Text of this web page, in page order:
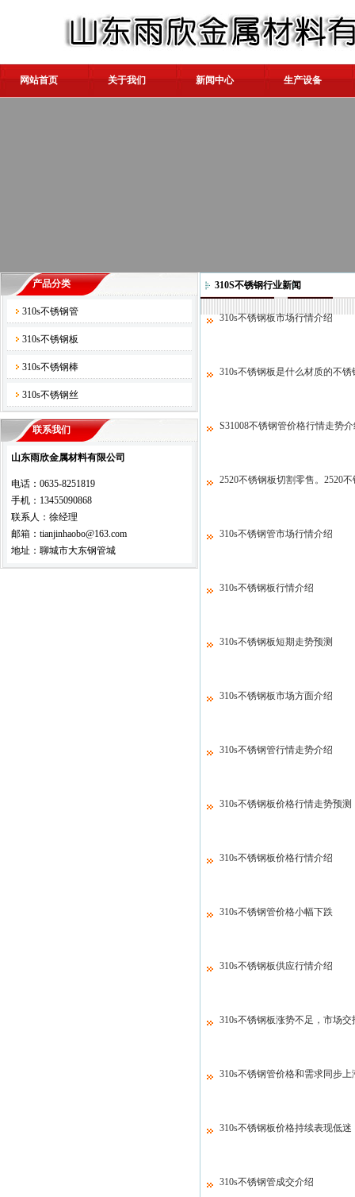
网站首页 关于我们 新闻中心 生产设备
产品分类
310s不锈钢管
310s不锈钢板
310s不锈钢棒
310s不锈钢丝
联系我们
山东雨欣金属材料有限公司
电话：0635-8251819
手机：13455090868
联系人：徐经理
邮箱：tianjinhaobo@163.com
地址：聊城市大东钢管城
310S不锈钢行业新闻
310s不锈钢板市场行情介绍
310s不锈钢板是什么材质的不锈
S31008不锈钢管价格行情走势
2520不锈钢板切割零售。2520
310s不锈钢管市场行情介绍
310s不锈钢板行情介绍
310s不锈钢板短期走势预测
310s不锈钢板市场方面介绍
310s不锈钢管行情走势介绍
310s不锈钢板价格行情走势预测
310s不锈钢板价格行情介绍
310s不锈钢管价格小幅下跌
310s不锈钢板供应行情介绍
310s不锈钢板涨势不足，市场交
310s不锈钢管价格和需求同步上
310s不锈钢板价格持续表现低迷
310s不锈钢管成交介绍